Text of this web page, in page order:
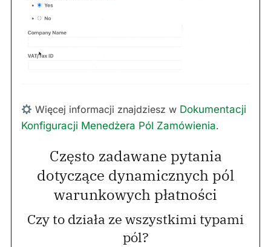
Więcej informacji znajdziesz w Dokumentacji
Konfiguracji Menedżera Pól Zamówienia.
Często zadawane pytania
dotyczące dynamicznych pól
warunkowych płatności
Czy to działa ze wszystkimi typami
pól?